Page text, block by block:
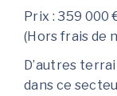
Prix : 359 000
(Hors frais de
D’autres
dans ce